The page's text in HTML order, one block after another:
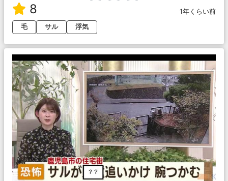
8
1年くらい前
毛
サル 浮気